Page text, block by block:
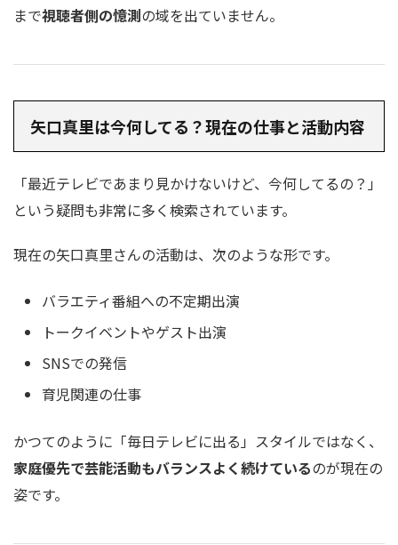
まで視聴者側の憶測の域を出ていません。
矢口真里は今何してる？現在の仕事と活動内容
「最近テレビであまり見かけないけど、今何してるの？」
という疑問も非常に多く検索されています。
現在の矢口真里さんの活動は、次のような形です。
バラエティ番組への不定期出演
トークイベントやゲスト出演
SNSでの発信
育児関連の仕事
かつてのように「毎日テレビに出る」スタイルではなく、
家庭優先で芸能活動もバランスよく続けているのが現在の
姿です。